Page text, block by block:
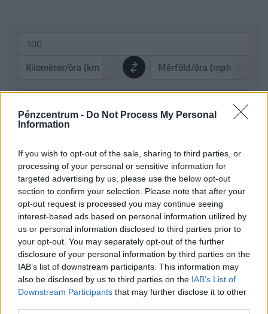
Pénzcentrum - Do Not Process My Personal
Information
If you wish to opt-out of the sale, sharing to third parties, or
processing of your personal or sensitive information for
targeted advertising by us, please use the below opt-out
section to confirm your selection. Please note that after your
opt-out request is processed you may continue seeing
interest-based ads based on personal information utilized by
us or personal information disclosed to third parties prior to
your opt-out. You may separately opt-out of the further
disclosure of your personal information by third parties on the
IAB’s list of downstream participants. This information may
also be disclosed by us to third parties on the IAB’s List of
Downstream Participants that may further disclose it to other
Eredmény másolása
TOVÁBBI KALKULÁTOROK
Pénznemek közti átváltás
Hosszúság mértékegység átváltás
Térfogat mértékegység átváltás